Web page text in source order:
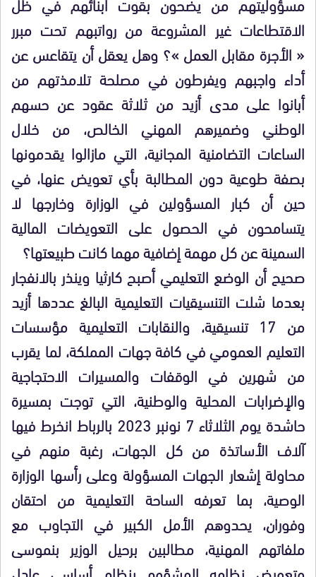
الاقتطاعات غير المشروعة من رواتبهم تحت مبرر
« الأجرة مقابل العمل »؟ وهل يعقل أن يتقاعس عن
أداء واجبهم ويفرطون في مصلحة تلامذتهم من
أبانوا على مدى أزيد من ثلاثة عقود عن حسهم
الوطني وضميرهم المهني الخالص، من خلال
الساعات التضامنية المجانية، التي مازالوا يقدمونها
بصفة طوعية دون المطالبة بأي تعويض عنها، في
حين أن كبار المسؤولين في الوزارة وخارجها لا
يتسامحون في الحصول على التعويضات المالية
السمينة عن كل مهمة إضافية مهما كانت طبيعتها؟
صحيح أن الوضع التعليمي أصبح كارثيا وينذر بالانفجار
بعدما شلت التنسيقيات التعليمية البالغ عددها أزيد
من 17 تنسيقية، والنقابات التعليمية مؤسسات
التعليم العمومي في كافة جهات المملكة، لما يقرب
من شهرين في الوقفات والمسيرات الاحتجاجية
والإضرابات المحلية والوطنية، التي توجت بمسيرة
حاشدة يوم الثلاثاء 7 نونبر 2023 بالرباط انخرط فيها
آلاف الأساتذة من كل الجهات، رغبة منهم في
محاولة إشعار الجهات المسؤولة وعلى رأسها الوزارة
الوصية، بما تعرفه الساحة التعليمية من احتقان
وفوران، يحدوهم الأمل الكبير في التجاوب مع
ملفاتهم المهنية، مطالبين برحيل الوزير بنموسى